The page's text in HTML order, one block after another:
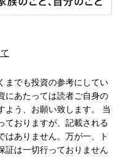
までも投資の参考にしてい
にあたっては読者ご自身の
よう、お願い致します。 当
ておりますが、記載される
はありません。万が一、ト
証は一切行っておりません